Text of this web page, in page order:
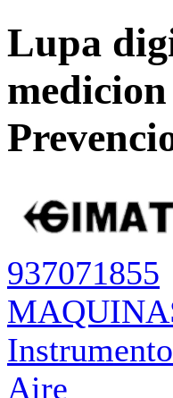
Lupa
937071855
Aire